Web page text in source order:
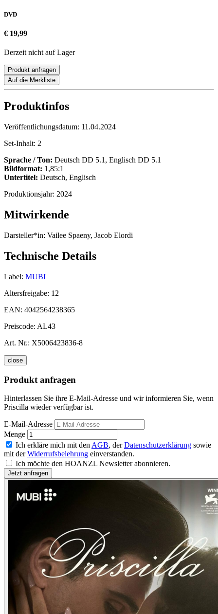
DVD
€ 19,99
Derzeit nicht auf Lager
Produkt anfragen
Auf die Merkliste
Produktinfos
Veröffentlichungsdatum: 11.04.2024
Set-Inhalt: 2
Sprache / Ton: Deutsch DD 5.1, Englisch DD 5.1
Bildformat: 1,85:1
Untertitel: Deutsch, Englisch
Produktionsjahr: 2024
Mitwirkende
Darsteller*in: Vailee Spaeny, Jacob Elordi
Technische Details
Label: MUBI
Altersfreigabe: 12
EAN: 4042564238365
Preiscode: AL43
Art. Nr.: X5006423836-8
close
Produkt anfragen
Hinterlassen Sie ihre E-Mail-Adresse und wir informieren Sie, wenn
Priscilla wieder verfügbar ist.
E-Mail-Adresse
Menge
Ich erkläre mich mit den AGB, derDatenschutzerklärung sowie
mit derWiderrufsbelehrung einverstanden.
Ich möchte den HOANZL Newsletter abonnieren.